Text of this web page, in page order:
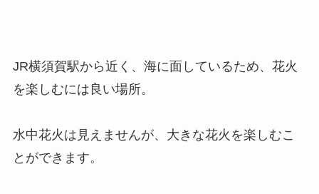
JR横須賀駅から近く、海に面しているため、花火
を楽しむには良い場所。
水中花火は見えませんが、大きな花火を楽しむこ
とができます。